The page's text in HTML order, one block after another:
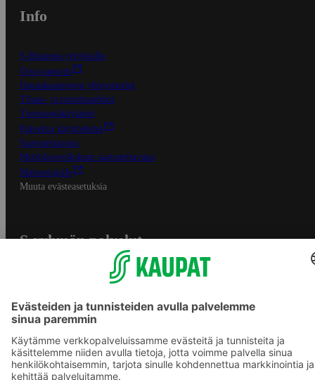
Info
S-Business yrityksille
Oiva-raportit
Osuuskauppojen yhteystiedot
Tilaus- ja toimitusehdot
Tietosuojakäytäntö
Palvelun käyttöehdot
Saavutettavuus
Mobiilisovelluksen saavutettavuus
Mainostajalle
Muuta evästeasetuksia
S-ryhmän palvelut
Yhteishyvä Ruoka -sovellus
S-ostoslista -sovellus
Prisma.fi
Sokos.fi
S-Pankki